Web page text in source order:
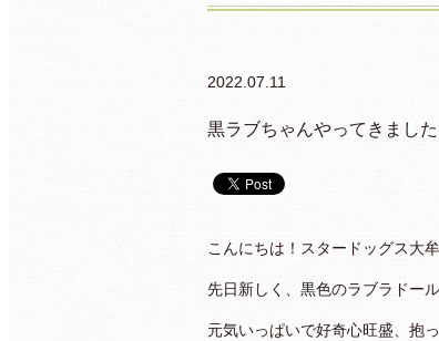
2022.07.11
黒ラブちゃんやってきました
こんにちは！スタードッグス大
先日新しく、黒色のラブラドー
元気いっぱいで好奇心旺盛、抱